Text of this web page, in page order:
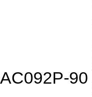
AC092P-90